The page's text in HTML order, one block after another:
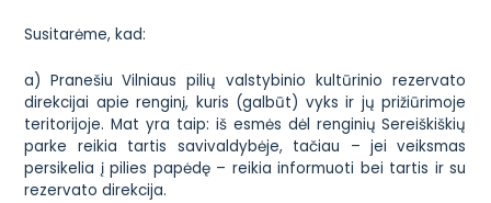
Susitarėme, kad:
a) PranešiuVilniaus pilių valstybinio kultūrinio rezervato
direkcijai apie renginį, kuris (galbūt) vyks ir jų prižiūrimoje
teritorijoje. Mat yra taip: iš esmės dėl renginių Sereiškiškių
parke reikia tartis savivaldybėje, tačiau – jei veiksmas
persikelia į pilies papėdę – reikia informuoti bei tartis ir su
rezervato direkcija.